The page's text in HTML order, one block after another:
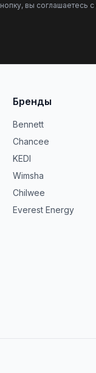
вы соглашаетесь с
Бренды
Bennett
Chancee
KEDI
Wimsha
Chilwee
Everest Energy